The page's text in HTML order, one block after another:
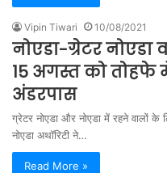
Vipin Tiwari 10/08/2021
नोएडा-ग्रेटर
15 अगस्त को तोहफे
अंडरपास
ग्रेटर नोएडा और नोएडा में रहने वालों
नोएडा अथॉरिटी ने…
Read More »